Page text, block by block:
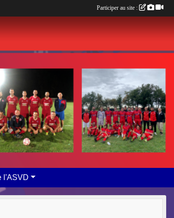
l'ASVD
Participer au site :